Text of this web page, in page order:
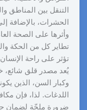
التنقل بين المناطق
الحشرات،
وأثرها على الصحة
تطاير كل من الحكة
تؤثر على راحة
يُعد مصدر قلق شائع،
وكبار السن، الذين
اللدغات. لذا، فإن
ضرورة ملحّة لضمان